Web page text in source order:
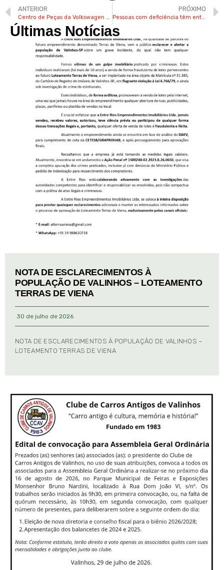
ANTERIOR PRÓXIMO
Pessoas com deficiência têm entrada gratuita nos shows da Festa do Figo
Últimas Notícias
NOTA DE ESCLARECIMENTOS À
POPULAÇÃO DE VALINHOS – LOTEAMENTO
TERRAS DE VIENA
30 de julho de 2026
NOTA DE ESCLARECIMENTOS À POPULAÇÃO DE VALINHOS –
LOTEAMENTO TERRAS DE VIENA